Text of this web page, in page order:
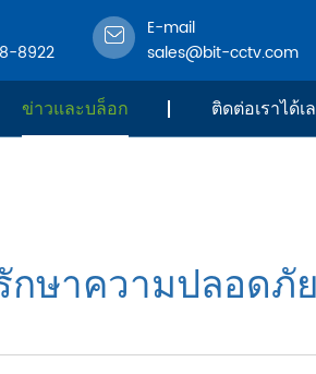
8922
E-mail
sales@bit-cctv.com
English
français
ข่าวและบล็อก ติดต่อเราได้เ
ษาความปลอดภัย